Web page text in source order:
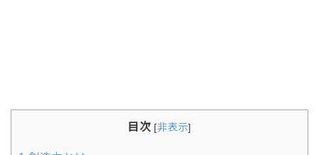
目次 [非表示]